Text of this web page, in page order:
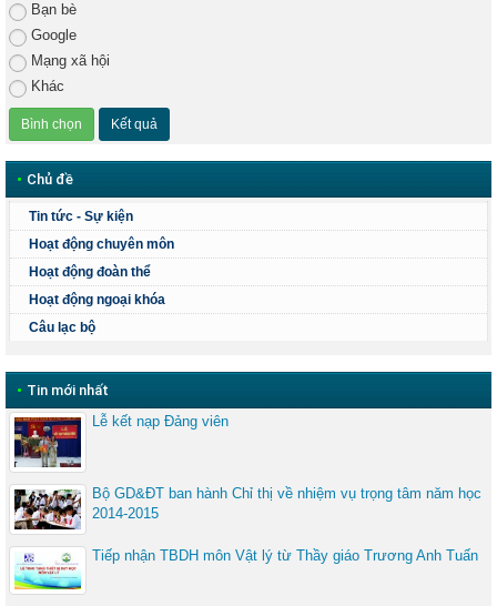
Bạn bè
Google
Mạng xã hội
Khác
• Chủ đề
Tin tức - Sự kiện
Hoạt động chuyên môn
Hoạt động đoàn thể
Hoạt động ngoại khóa
Câu lạc bộ
• Tin mới nhất
Lễ kết nạp Đảng viên
Bộ GD&ĐT ban hành Chỉ thị về nhiệm vụ trọng tâm năm học
2014-2015
Tiếp nhận TBDH môn Vật lý từ Thầy giáo Trương Anh Tuấn